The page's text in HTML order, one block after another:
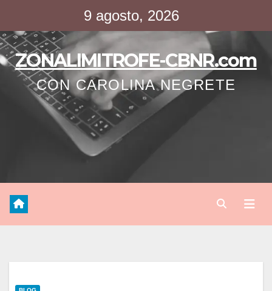
contenido
9 agosto, 2026
ZONALIMITROFE-CBNR.com
CON CAROLINA NEGRETE